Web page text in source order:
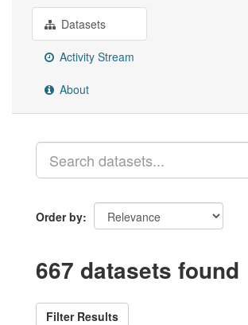
Datasets
Activity Stream
About
Order by
667 datasets found
Filter Results